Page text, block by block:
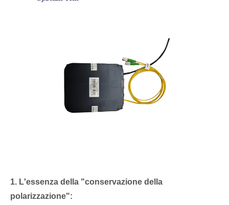
1. L'essenza della "conservazione della
polarizzazione":